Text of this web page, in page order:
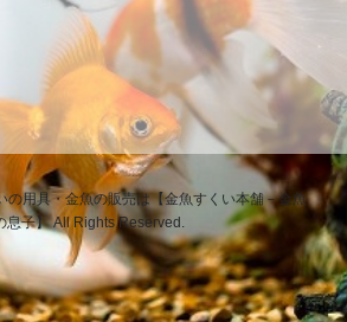
用具・金魚の販売は【金魚すくい本舗－金魚
息子】 All Rights Reserved.